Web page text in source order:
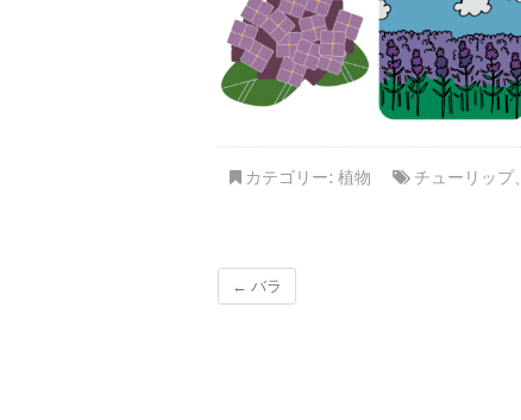
カテゴリー: 植物 チューリップ、
← バラ